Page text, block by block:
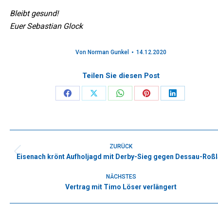
Bleibt gesund!
Euer Sebastian Glock
Von Norman Gunkel 14.12.2020
Teilen Sie diesen Post
Share
Facebook
Share
X
Share
WhatsApp
Share
Pinterest
Share
LinkedIn
ZURÜCK
Vorheriger
Eisenach krönt Aufholjagd mit Derby-Sieg gegen Dessau-
NÄCHSTES
Nächster
Vertrag mit Timo Löser verlängert